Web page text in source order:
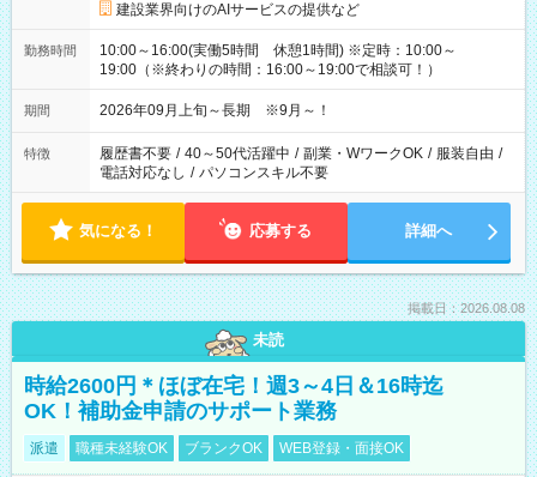
建設業界向けのAIサービスの提供など
勤務時間
10:00～16:00(実働5時間 休憩1時間) ※定時：10:00～
19:00（※終わりの時間：16:00～19:00で相談可！）
期間 2026年09月上旬～長期 ※9月～！
特徴 履歴書不要 / 40～50代活躍中 / 副業・WワークOK / 服装自由 /
電話対応なし / パソコンスキル不要
気になる！ 応募する 詳細へ
掲載日：2026.08.08
未読
時給2600円＊ほぼ在宅！週3～4日＆16時迄
OK！補助金申請のサポート業務
派遣 職種未経験OK ブランクOK WEB登録・面接OK